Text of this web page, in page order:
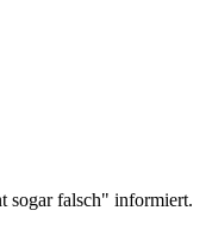
sogar falsch" informiert.